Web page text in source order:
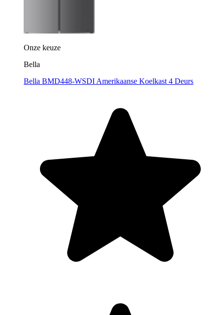
Onze keuze
Bella
Bella BMD448-WSDI Amerikaanse Koelkast 4 Deurs